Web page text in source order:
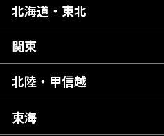
北海道・東北
北海道
青森県
秋田県
関東
茨城県
栃木県
北陸・甲信越
新潟県
東海